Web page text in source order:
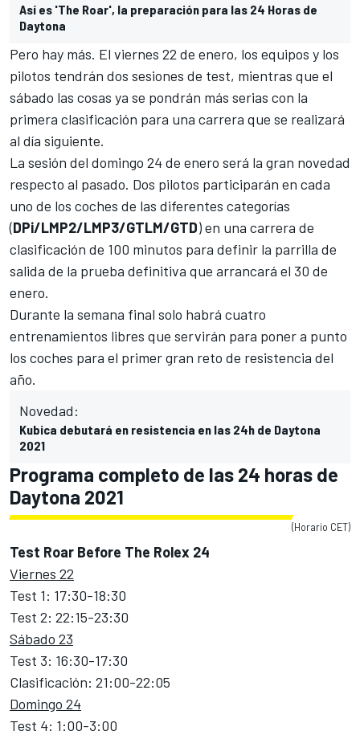
Así es 'The Roar', la preparación para las 24 Horas de
Daytona
Pero hay más. El viernes 22 de enero, los equipos y los
pilotos tendrán dos sesiones de test, mientras que el
sábado las cosas ya se pondrán más serias con la
primera clasificación para una carrera que se realizará
al día siguiente.
La sesión del domingo 24 de enero será la gran novedad
respecto al pasado. Dos pilotos participarán en cada
uno de los coches de las diferentes categorías
(DPi/LMP2/LMP3/GTLM/GTD) en una carrera de
clasificación de 100 minutos para definir la parrilla de
salida de la prueba definitiva que arrancará el 30 de
enero.
Durante la semana final solo habrá cuatro
entrenamientos libres que servirán para poner a punto
los coches para el primer gran reto de resistencia del
año.
Novedad:
Kubica debutará en resistencia en las 24h de Daytona
2021
Programa completo de las 24 horas de
Daytona 2021
(Horario CET)
Test Roar Before The Rolex 24
Viernes 22
Test 1: 17:30-18:30
Test 2: 22:15-23:30
Sábado 23
Test 3: 16:30-17:30
Clasificación: 21:00-22:05
Domingo 24
Test 4: 1:00-3:00